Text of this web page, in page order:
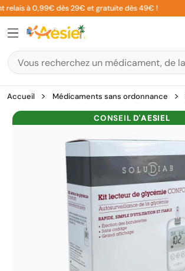
Aller
au
contenu
à 0,99€ dès 29€ et gratuite dès 49€ !
Accueil Médicaments sans ordonnance
CONSEILD'AESIEL